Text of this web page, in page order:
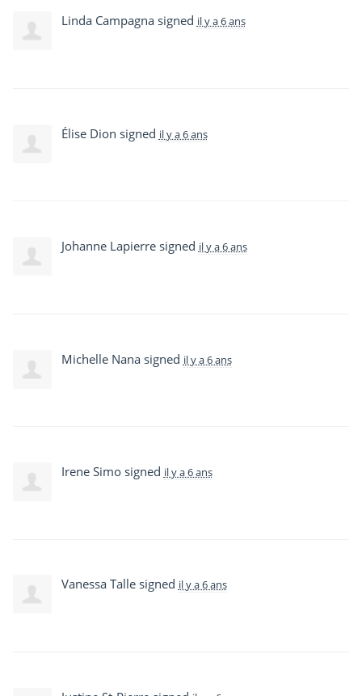
Linda Campagnasigned il y a 6 ans
Élise Dion signed il y a 6 ans
Johanne Lapierresigned il y a 6 ans
Michelle Nanasigned il y a 6 ans
Irene Simosigned il y a 6 ans
Vanessa Tallesigned il y a 6 ans